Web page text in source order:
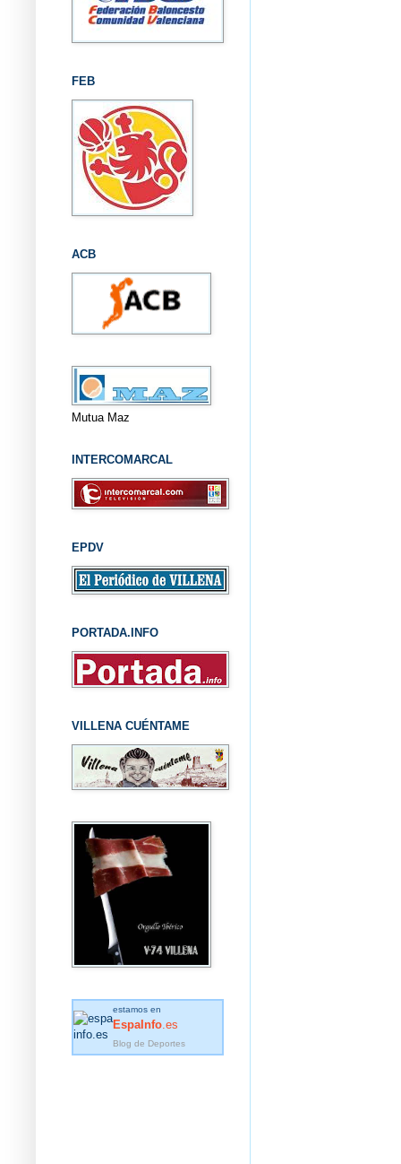
FEB
ACB
Mutua Maz
INTERCOMARCAL
EPDV
PORTADA.INFO
VILLENA CUÉNTAME
estamos en
EspaInfo .es
Blog de Deportes